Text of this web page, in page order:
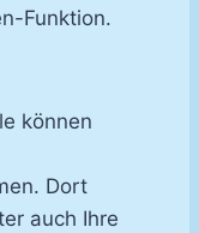
Funktion.
können
Dort
auch Ihre